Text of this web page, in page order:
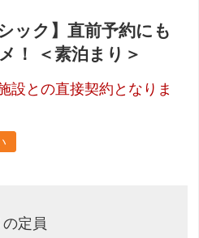
ック】直前予約にも
！ ＜素泊まり＞
設との直接契約となりま
定員